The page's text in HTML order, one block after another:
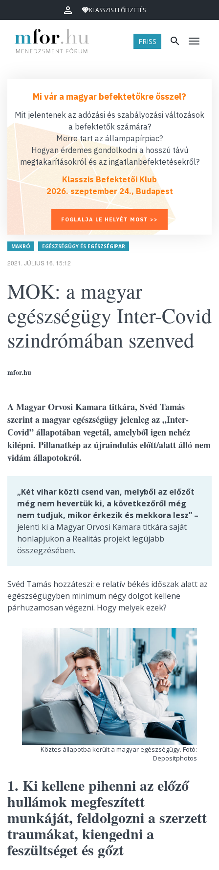
KLASSZIS ELŐFIZETÉS
FRISS Menü
Mi vár a magyar befektetőkre ősszel?
Mit jelentenek az adózási és szabályozási változások
a befektetők számára?
Merre tart az állampapírpiac?
Hogyan érdemes gondolkodni a hosszú távú
megtakarításokról és az ingatlanbefektetésekről?
Klasszis Befektetői Klub
2026. szeptember 24., Budapest
FOGLALJA LE HELYÉT MOST >>
MAKRÓ EGÉSZSÉGÜGY ÉS EGÉSZSÉGIPAR
2021. JÚLIUS 16. 15:12
MOK: a magyar
egészségügy Inter-Covid
szindrómában szenved
mfor.hu
A Magyar Orvosi Kamara titkára, Svéd Tamás
szerint a magyar egészségügy jelenleg az „Inter-
Covid” állapotában vegetál, amelyből igen nehéz
kilépni. Pillanatkép az újraindulás előtt/alatt álló nem
vidám állapotokról.
„Két vihar közti csend van, melyből az előzőt
még nem hevertük ki, a következőről még
nem tudjuk, mikor érkezik és mekkora lesz” –
jelenti ki a Magyar Orvosi Kamara titkára saját
honlapjukon a Realitás projekt legújabb
összegzésében.
Svéd Tamás hozzáteszi: e relatív békés időszak alatt az
egészségügyben minimum négy dolgot kellene
párhuzamosan végezni. Hogy melyek ezek?
Köztes állapotba került a magyar egészségügy. Fotó:
Depositphotos
1. Ki kellene pihenni az előző
hullámok megfeszített
munkáját, feldolgozni a szerzett
traumákat, kiengedni a
feszültséget és gőzt